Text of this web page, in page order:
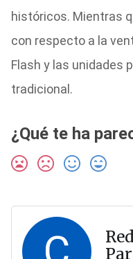
históricos. Mientras
con respecto a la
Flash y las unidades
tradicional.
¿Qué te ha